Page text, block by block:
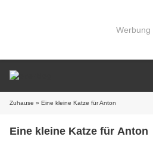
Werbung
Zuhause » Eine kleine Katze für Anton
Eine kleine Katze für Anton